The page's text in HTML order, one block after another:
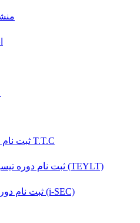
ثبت نام دوره تربیت مدرس T.T.C
ثبت نام دوره تیسول کودک و نوجوان (TEYLT)
ثبت نام دوره تربیت سوپروایزر (i-SEC)